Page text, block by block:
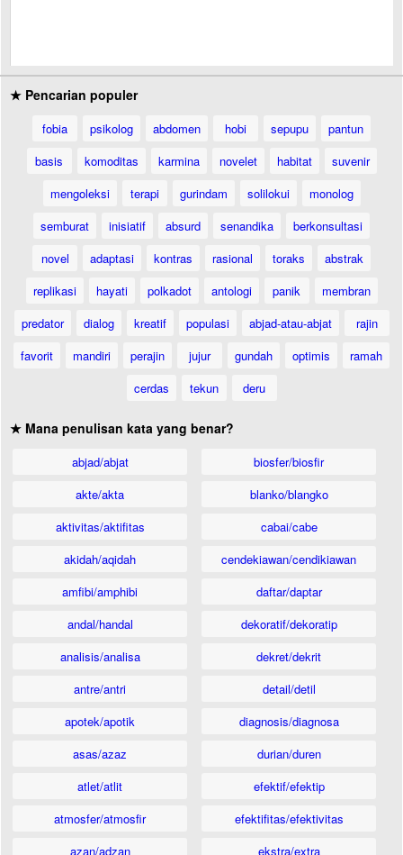
★ Pencarian populer
fobia psikolog abdomen hobi sepupu
pantun
basis
komoditas karmina novelet habitat
suvenir
mengoleksi
terapi gurindam solilokui
monolog
semburat
inisiatif absurd senandika
berkonsultasi
novel
adaptasi kontras rasional toraks
abstrak
replikasi
hayati polkadot antologi panik
membran
predator
dialog kreatif populasi abjad-atau-abjat
rajin
favorit
mandiri perajin jujur gundah optimis
ramah
cerdas
tekun deru
★ Mana penulisan kata yang benar?
abjad/abjat
akte/akta
aktivitas/aktifitas
akidah/aqidah
amfibi/amphibi
andal/handal
analisis/analisa
antre/antri
apotek/apotik
asas/azaz
atlet/atlit
atmosfer/atmosfir
azan/adzan
biosfer/biosfir
blanko/blangko
cabai/cabe
cendekiawan/cendikiawan
daftar/daptar
dekoratif/dekoratip
dekret/dekrit
detail/detil
diagnosis/diagnosa
durian/duren
efektif/efektip
efektifitas/efektivitas
ekstra/extra